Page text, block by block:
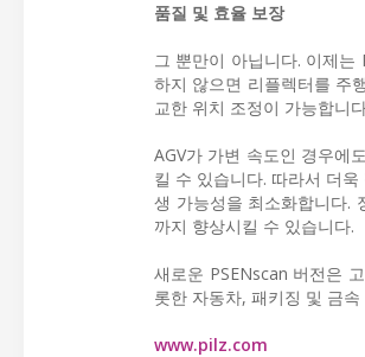
품질 및 효율 보장
그 뿐만이 아닙니다. 이제
하지 않으면 리플렉터를 주
교한 위치 조정이 가능합니
AGV가 가변 속도인 경우에
킬 수 있습니다. 따라서 더
생 가능성을 최소화합니다.
까지 향상시킬 수 있습니다.
새로운 PSENscan 버전은
롯한 자동차, 패키징 및 금
www.pilz.com